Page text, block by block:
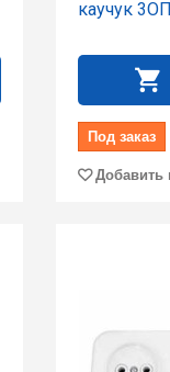
каучук
Под заказ
Добавить